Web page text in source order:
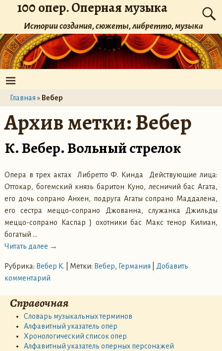
100 опер. Оперная музыка
Истории создания, сюжеты, либретто, музыка
Главная » Вебер
Архив метки:Вебер
К. Вебер. Вольный стрелок
Опера в трех актах Либретто Ф. Кинда Действующие лица:
Оттокар, богемский князь баритон Куно, лесничий бас Агата,
его дочь сопрано Анхен, подруга Агаты сопрано Маддалена,
его сестра меццо-сопрано Джованна, служанка Джильды
меццо-сопрано Каспар } охотники бас Макс тенор Килиан,
богатый …
Читать далее →
Рубрика: Вебер К. Метки: Вебер, Германия
Добавить
комментарий
Справочная
Словарь музыкальных терминов
Алфавитный указатель опер
Хронологический список опер
Алфавитный указатель оперных персонажей